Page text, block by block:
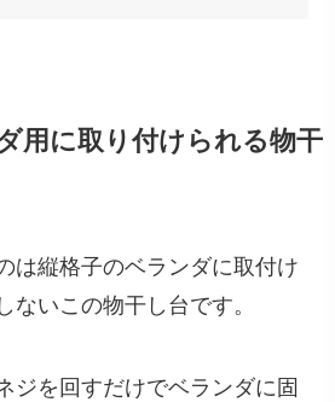
用に取り付けられる物干
は縦格子のベランダに取付け
ないこの物干し台です。
ジを回すだけでベランダに固